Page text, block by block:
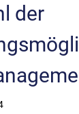
der